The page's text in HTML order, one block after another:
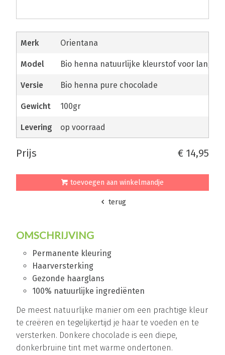
merk Orientana
model Bio henna natuurlijke kleurstof voor lang
versie Bio henna pure chocolade
gewicht 100gr
levering op voorraad
prijs € 14,95
toevoegen aan winkelmandje
terug
OMSCHRIJVING
Permanente kleuring
Haarversterking
Gezonde haarglans
100% natuurlijke ingrediënten
De meest natuurlijke manier om een prachtige kleur
te creëren en tegelijkertijd je haar te voeden en te
versterken. Donkere chocolade is een diepe,
donkerbruine tint met warme ondertonen.